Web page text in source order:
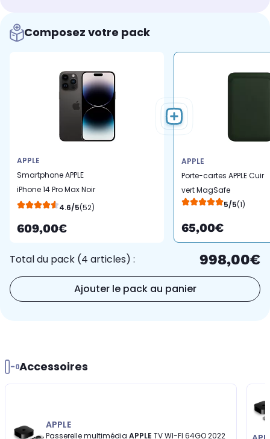
Composez votre pack
APPLE
Smartphone APPLE
iPhone 14 Pro Max Noir
Sidéral 256Go 5G
4.6/5(52)
609,00€
APPLE
Porte-cartes APPLE Cuir
vert MagSafe
5/5(1)
65,00€
Total du pack (4 articles) : 998,00€
Ajouter le pack au panier
Accessoires
APPLE
Passerelle multimédia APPLE TV WI-FI 64GO 2022